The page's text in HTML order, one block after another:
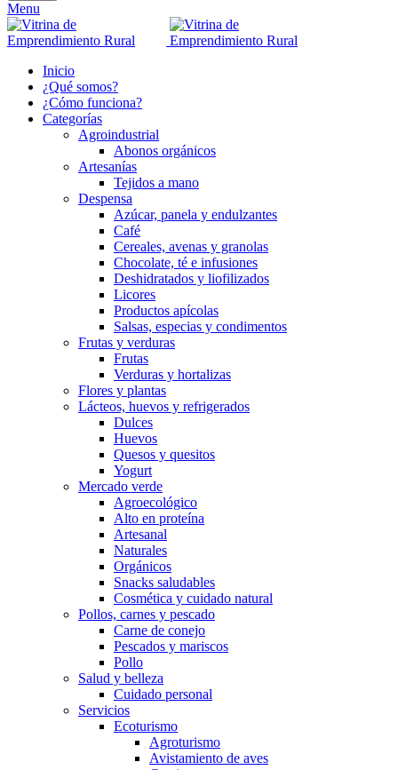
Menu
Inicio
¿Qué somos?
¿Cómo funciona?
Categorías
Agroindustrial
Abonos orgánicos
Artesanías
Tejidos a mano
Despensa
Azúcar, panela y endulzantes
Café
Cereales, avenas y granolas
Chocolate, té e infusiones
Deshidratados y liofilizados
Licores
Productos apícolas
Salsas, especias y condimentos
Frutas y verduras
Frutas
Verduras y hortalizas
Flores y plantas
Lácteos, huevos y refrigerados
Dulces
Huevos
Quesos y quesitos
Yogurt
Mercado verde
Agroecológico
Alto en proteína
Artesanal
Naturales
Orgánicos
Snacks saludables
Cosmética y cuidado natural
Pollos, carnes y pescado
Carne de conejo
Pescados y mariscos
Pollo
Salud y belleza
Cuidado personal
Servicios
Ecoturismo
Agroturismo
Avistamiento de aves